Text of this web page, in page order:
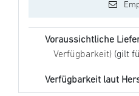
Voraussichtliche
Verfügbarkeit) (gilt
Verfügbarkeit laut